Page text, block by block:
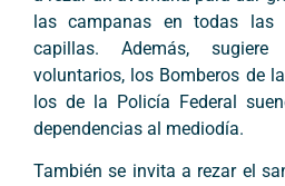
las campanas en todas las
capillas. Además,
voluntarios, los Bomberos de
los de la Policía Federal
dependencias al mediodía.
También se invita a rezar el